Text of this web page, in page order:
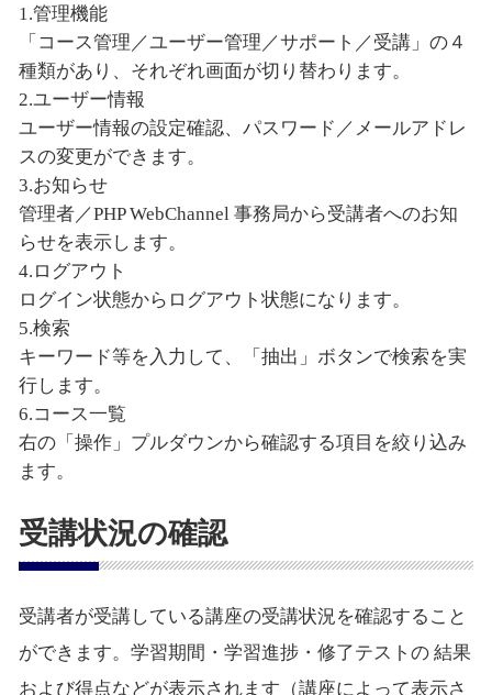
1.管理機能
「コース管理／ユーザー管理／サポート／受講」の４
種類があり、それぞれ画面が切り替わります。
2.ユーザー情報
ユーザー情報の設定確認、パスワード／メールアドレ
スの変更ができます。
3.お知らせ
管理者／PHP WebChannel 事務局から受講者へのお知
らせを表示します。
4.ログアウト
ログイン状態からログアウト状態になります。
5.検索
キーワード等を入力して、「抽出」ボタンで検索を実
行します。
6.コース一覧
右の「操作」プルダウンから確認する項目を絞り込み
ます。
受講状況の確認
受講者が受講している講座の受講状況を確認すること
ができます。学習期間・学習進捗・修了テストの 結果
および得点などが表示されます（講座によって表示さ